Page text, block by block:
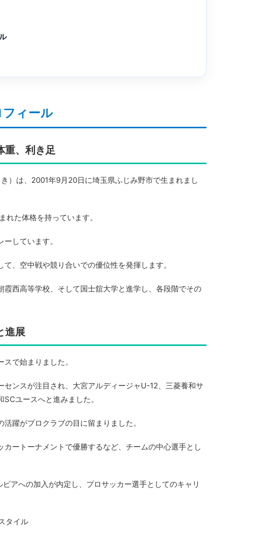
フィール
重、利き足
）は、2001年9月20日に埼玉県ふじみ野市で生まれまし
た体格を持っています。
しています。
、空中戦や競り合いでの優位性を発揮します。
霞西高等学校、そして国士舘大学と進学し、各段階でその
進展
で始まりました。
ンスが注目され、大宮アルディージャU-12、三菱養和サ
ユースへと進みました。
躍がプロクラブの目に留まりました。
ートーナメントで優勝するなど、チームの中心選手とし
アへの加入が内定し、プロサッカー選手としてのキャリ
タイル